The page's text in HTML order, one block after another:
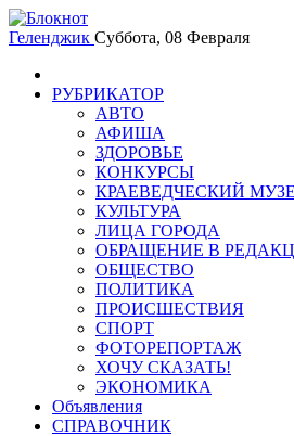
Геленджик Суббота, 08 Февраля
РУБРИКАТОР
АВТО
АФИША
ЗДОРОВЬЕ
КОНКУРСЫ
КРАЕВЕДЧЕСКИЙ
КУЛЬТУРА
ЛИЦА ГОРОДА
ОБРАЩЕНИЕ В
ОБЩЕСТВО
ПОЛИТИКА
ПРОИСШЕСТВИЯ
СПОРТ
ФОТОРЕПОРТАЖ
ХОЧУ СКАЗАТЬ!
ЭКОНОМИКА
Объявления
СПРАВОЧНИК